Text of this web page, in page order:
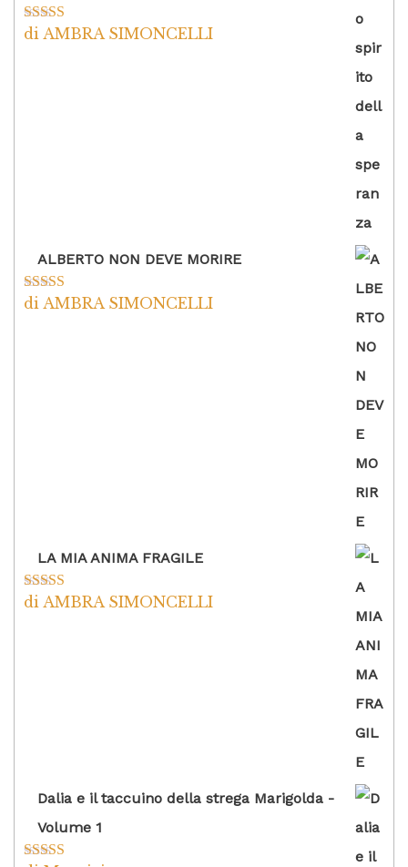
Valutato5su
di AMBRA SIMONCELLI
ALBERTO NON DEVE MORIRE
Valutato5su
di AMBRA SIMONCELLI
LA MIA ANIMA FRAGILE
Valutato5su
di AMBRA SIMONCELLI
Dalia e il taccuino della strega Marigolda -
Volume 1